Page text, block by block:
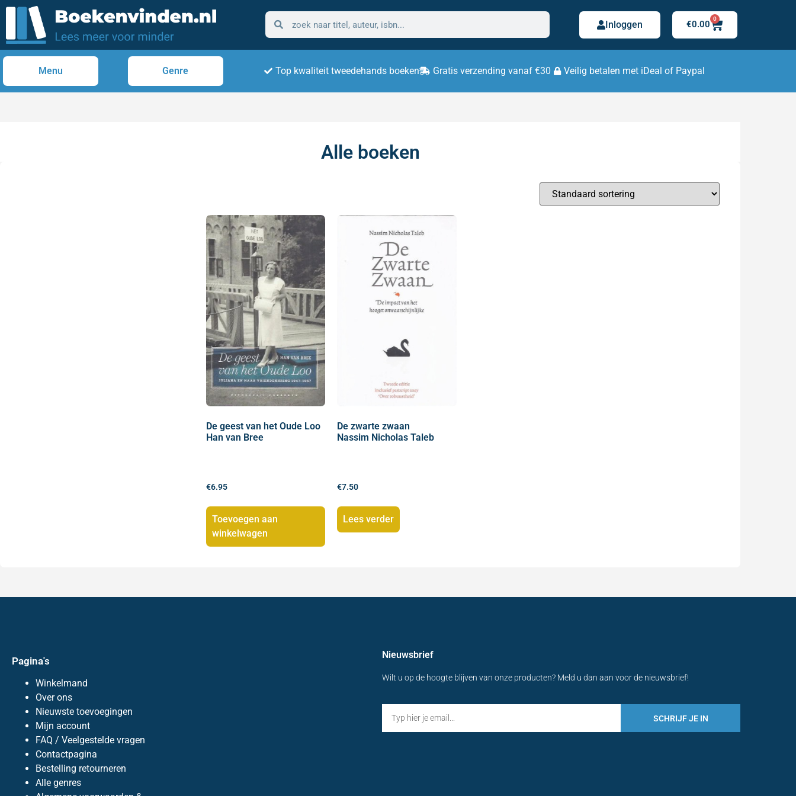
Inloggen €0.00
0
Menu Genre Top kwaliteit tweedehands boeken Gratis verzending vanaf €30 Veilig betalen met iDeal of Paypal
Alle boeken
De geest van het Oude Loo
Han van Bree
€6.95
Toevoegen aan
winkelwagen
De zwarte zwaan
Nassim Nicholas Taleb
€7.50
Lees verder
Pagina's
Winkelmand
Over ons
Nieuwste toevoegingen
Mijn account
FAQ / Veelgestelde vragen
Contactpagina
Bestelling retourneren
Alle genres
Nieuwsbrief
Wilt u op de hoogte blijven van onze producten? Meld u dan aan voor de nieuwsbrief!
SCHRIJF JE IN